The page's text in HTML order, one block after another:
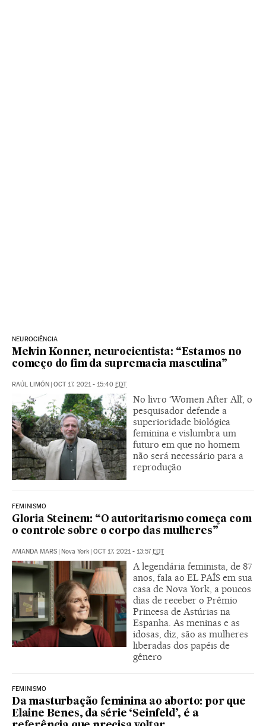
NEUROCIÊNCIA
Melvin Konner, neurocientista: “Estamos no
começo do fim da supremacia masculina”
RAÚL LIMÓN | OCT 17, 2021 - 15:40 EDT
No livro ‘Women After All’, o
pesquisador defende a
superioridade biológica
feminina e vislumbra um
futuro em que no homem
não será necessário para a
reprodução
FEMINISMO
Gloria Steinem: “O autoritarismo começa com
o controle sobre o corpo das mulheres”
AMANDA MARS | Nova York | OCT 17, 2021 - 13:57EDT
A legendária feminista, de 87
anos, fala ao EL PAÍS em sua
casa de Nova York, a poucos
dias de receber o Prêmio
Princesa de Astúrias na
Espanha. As meninas e as
idosas, diz, são as mulheres
liberadas dos papéis de
gênero
FEMINISMO
Da masturbação feminina ao aborto: por que
Elaine Benes, da série ‘Seinfeld’, é a